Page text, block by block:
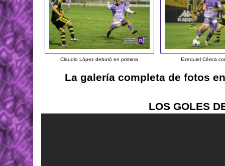
Claudio López debutó en primera Ezequiel Cérica
La galería completa de fotos
LOS GOLES